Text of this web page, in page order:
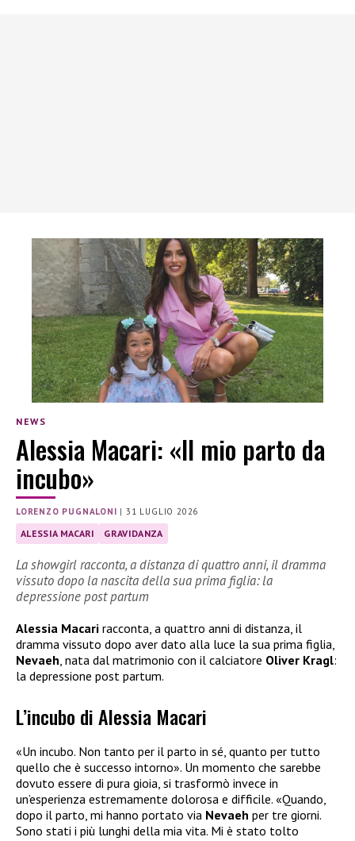
NEWS
Alessia Macari: «Il mio parto da
incubo»
LORENZO PUGNALONI |31 LUGLIO 2026
ALESSIA MACARI GRAVIDANZA
La showgirl racconta, a distanza di quattro anni, il dramma
vissuto dopo la nascita della sua prima figlia: la
depressione post partum
Alessia Macari racconta, a quattro anni di distanza, il
dramma vissuto dopo aver dato alla luce la sua prima figlia,
Nevaeh, nata dal matrimonio con il calciatore Oliver Kragl:
la depressione post partum.
L’incubo di Alessia Macari
«Un incubo. Non tanto per il parto in sé, quanto per tutto
quello che è successo intorno». Un momento che sarebbe
dovuto essere di pura gioia, si trasformò invece in
un’esperienza estremamente dolorosa e difficile. «Quando,
dopo il parto, mi hanno portato via Nevaeh per tre giorni.
Sono stati i più lunghi della mia vita. Mi è stato tolto